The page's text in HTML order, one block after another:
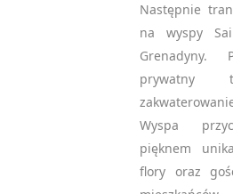
— ZAPISZ SIĘ,
OTRZYMYWAĆ
NAJNOWSZE
INFORMACJE
Następnie
na wyspy
Grenadyny.
prywatny
Wyspa
pięknem
flory oraz